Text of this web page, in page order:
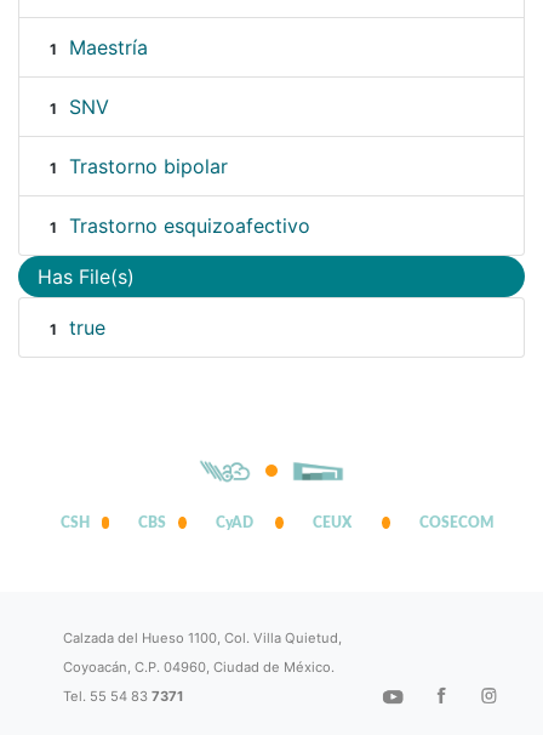
1 Maestría
1 SNV
1 Trastorno bipolar
1 Trastorno esquizoafectivo
Has File(s)
1 true
CSH CBS CyAD CEUX COSECOM
Calzada del Hueso 1100, Col. Villa Quietud,
Coyoacán, C.P. 04960, Ciudad de México.
Tel. 55 54 837371